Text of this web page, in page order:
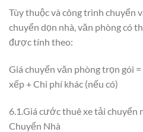
Tùy thuộc và công trình chuyển
chuyển dọn nhà, văn phòng có
được tính theo:
Giá chuyển văn phòng trọn gói
xếp + Chi phí khác (nếu có)
6.1.Giá cước thuê xe tải chuyển
Chuyển Nhà